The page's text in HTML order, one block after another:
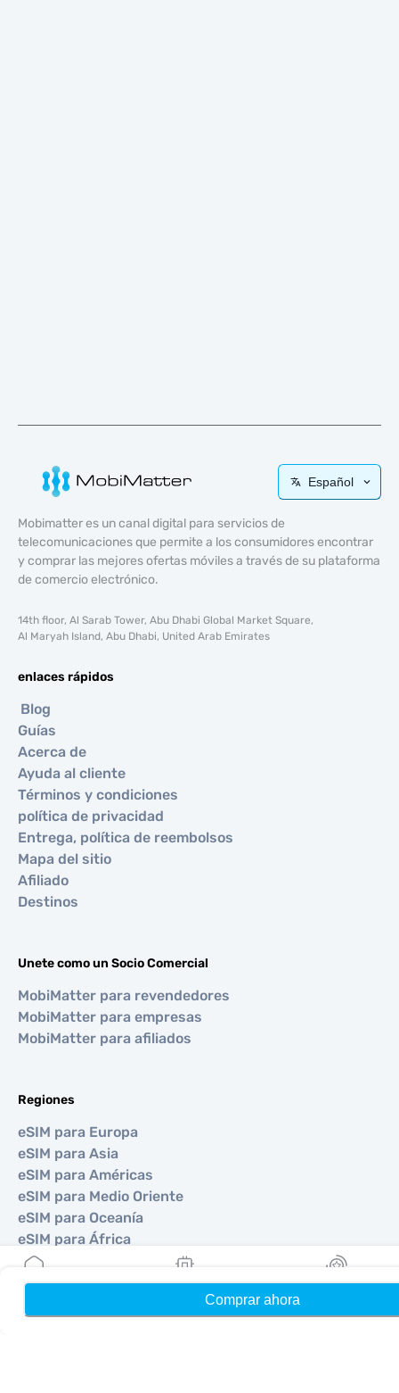
Comprar ahora
Español
Mobimatter es un canal digital para servicios de
telecomunicaciones que permite a los consumidores encontrar
y comprar las mejores ofertas móviles a través de su plataforma
de comercio electrónico.
14th floor, Al Sarab Tower, Abu Dhabi Global Market Square,
Al Maryah Island, Abu Dhabi, United Arab Emirates
enlaces rápidos
Blog
Guías
Acerca de
Ayuda al cliente
Términos y condiciones
política de privacidad
Entrega, política de reembolsos
Mapa del sitio
Afiliado
Destinos
Unete como un Socio Comercial
MobiMatter para revendedores
MobiMatter para empresas
MobiMatter para afiliados
Regiones
eSIM para Europa
eSIM para Asia
eSIM para Américas
eSIM para Medio Oriente
eSIM para Oceanía
eSIM para África
Mis eSIMs